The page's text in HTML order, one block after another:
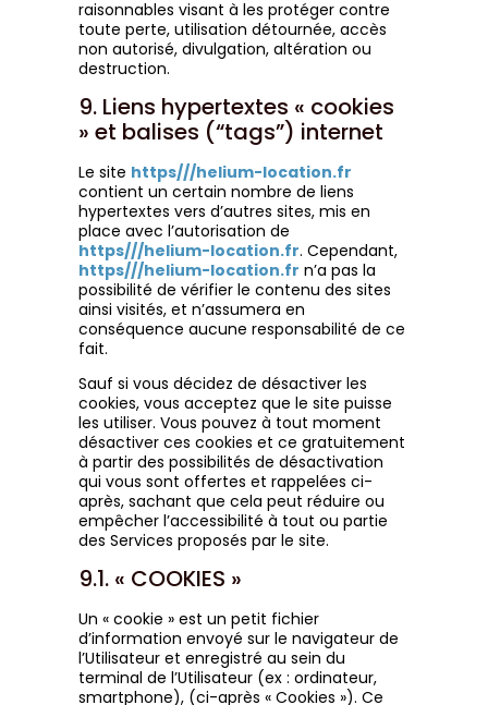
raisonnables visant à les protéger contre
toute perte, utilisation détournée, accès
non autorisé, divulgation, altération ou
destruction.
9. Liens hypertextes « cookies
» et balises (“tags”) internet
Le site https///helium-location.fr
contient un certain nombre de liens
hypertextes vers d’autres sites, mis en
place avec l’autorisation de
https///helium-location.fr. Cependant,
https///helium-location.fr n’a pas la
possibilité de vérifier le contenu des sites
ainsi visités, et n’assumera en
conséquence aucune responsabilité de ce
fait.
Sauf si vous décidez de désactiver les
cookies, vous acceptez que le site puisse
les utiliser. Vous pouvez à tout moment
désactiver ces cookies et ce gratuitement
à partir des possibilités de désactivation
qui vous sont offertes et rappelées ci-
après, sachant que cela peut réduire ou
empêcher l’accessibilité à tout ou partie
des Services proposés par le site.
9.1. « COOKIES »
Un « cookie » est un petit fichier
d’information envoyé sur le navigateur de
l’Utilisateur et enregistré au sein du
terminal de l’Utilisateur (ex : ordinateur,
smartphone), (ci-après « Cookies »). Ce